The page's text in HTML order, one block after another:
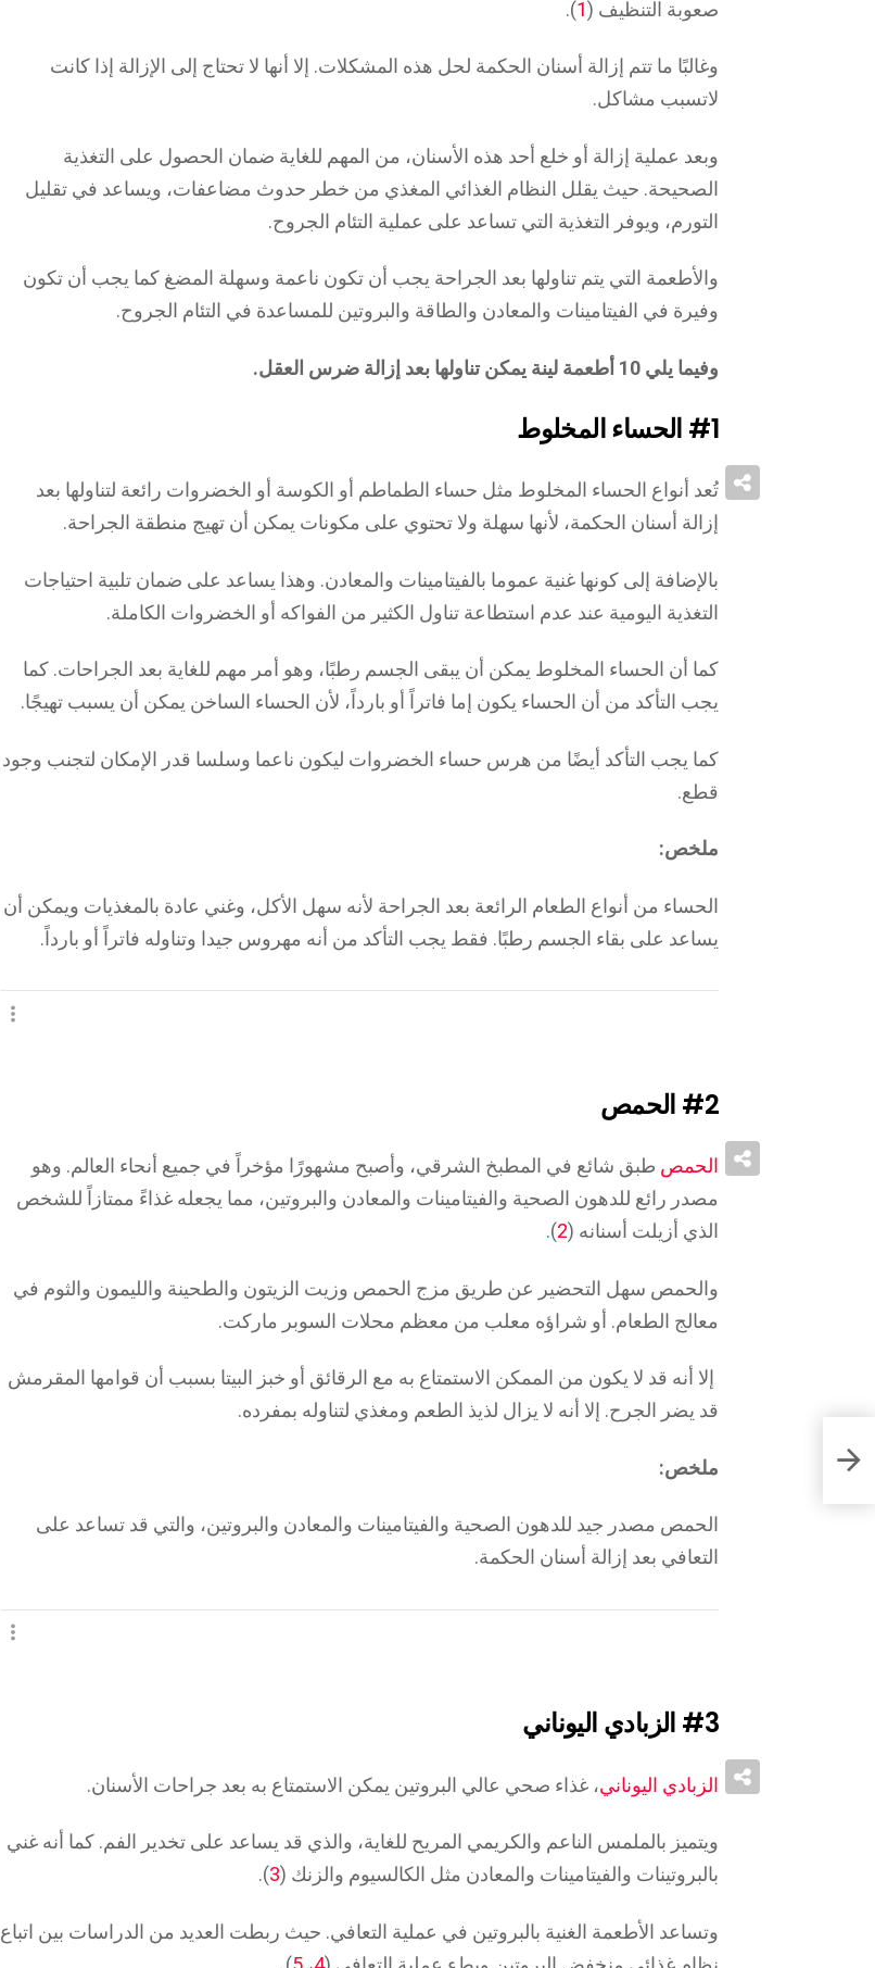
صعوبة التنظيف (1
).
وغالبًا ما تتم إزالة أسنان الحكمة لحل هذه المشكلات. إلا أنها لا تحتاج إلى الإزالة إذا كانت
لاتسبب مشاكل.
وبعد عملية إزالة أو خلع أحد هذه الأسنان، من المهم للغاية ضمان الحصول على التغذية
الصحيحة. حيث يقلل النظام الغذائي المغذي من خطر حدوث مضاعفات، ويساعد في تقليل
التورم، ويوفر التغذية التي تساعد على عملية التئام الجروح.
والأطعمة التي يتم تناولها بعد الجراحة يجب أن تكون ناعمة وسهلة المضغ كما يجب أن تكون
وفيرة في الفيتامينات والمعادن والطاقة والبروتين للمساعدة في التئام الجروح.
وفيما يلي 10 أطعمة لينة يمكن تناولها بعد إزالة ضرس العقل.
#1 الحساء المخلوط
تُعد أنواع الحساء المخلوط مثل حساء الطماطم أو الكوسة أو الخضروات رائعة لتناولها بعد
إزالة أسنان الحكمة، لأنها سهلة ولا تحتوي على مكونات يمكن أن تهيج منطقة الجراحة.
بالإضافة إلى كونها غنية عموما بالفيتامينات والمعادن. وهذا يساعد على ضمان تلبية احتياجات
التغذية اليومية عند عدم استطاعة تناول الكثير من الفواكه أو الخضروات الكاملة.
كما أن الحساء المخلوط يمكن أن يبقى الجسم رطبًا، وهو أمر مهم للغاية بعد الجراحات. كما
يجب التأكد من أن الحساء يكون إما فاتراً أو بارداً، لأن الحساء الساخن يمكن أن يسبب تهيجًا.
كما يجب التأكد أيضًا من هرس حساء الخضروات ليكون ناعما وسلسا قدر الإمكان لتجنب وجود
قطع.
ملخص:
الحساء من أنواع الطعام الرائعة بعد الجراحة لأنه سهل الأكل، وغني عادة بالمغذيات ويمكن أن
يساعد على بقاء الجسم رطبًا. فقط يجب التأكد من أنه مهروس جيدا وتناوله فاتراً أو بارداً.
#2 الحمص
الحمص طبق شائع في المطبخ الشرقي، وأصبح مشهورًا مؤخراً في جميع أنحاء العالم. وهو
مصدر رائع للدهون الصحية والفيتامينات والمعادن والبروتين، مما يجعله غذاءً ممتازاً للشخص
الذي أزيلت أسنانه (2
).
والحمص سهل التحضير عن طريق مزج الحمص وزيت الزيتون والطحينة والليمون والثوم في
معالج الطعام. أو شراؤه معلب من معظم محلات السوبر ماركت.
إلا أنه قد لا يكون من الممكن الاستمتاع به مع الرقائق أو خبز البيتا بسبب أن قوامها المقرمش
قد يضر الجرح. إلا أنه لا يزال لذيذ الطعم ومغذي لتناوله بمفرده.
ملخص:
الحمص مصدر جيد للدهون الصحية والفيتامينات والمعادن والبروتين، والتي قد تساعد على
التعافي بعد إزالة أسنان الحكمة.
#3 الزبادي اليوناني
الزبادي اليوناني، غذاء صحي عالي البروتين يمكن الاستمتاع به بعد جراحات الأسنان.
ويتميز بالملمس الناعم والكريمي المريح للغاية، والذي قد يساعد على تخدير الفم. كما أنه غني
بالبروتينات والفيتامينات والمعادن مثل الكالسيوم والزنك (3
).
وتساعد الأطعمة الغنية بالبروتين في عملية التعافي. حيث ربطت العديد من الدراسات بين اتباع